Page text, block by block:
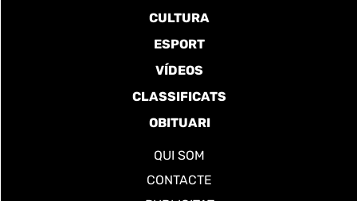
CULTURA
ESPORT
VÍDEOS
CLASSIFICATS
OBITUARI
QUI SOM
CONTACTE